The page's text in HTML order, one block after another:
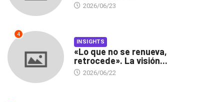
2026/06/23
4
INSIGHTS
«Lo que no se renueva,
retrocede». La visión...
2026/06/22